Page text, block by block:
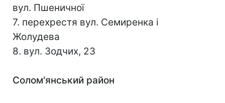
вул. Пшеничної
7. перехрестя вул. Семиренка і
Жолудева
8. вул. Зодчих, 23
Солом'янський район